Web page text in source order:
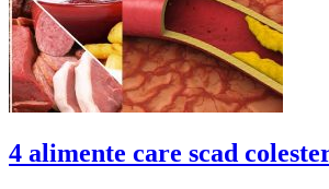
4 alimente care scad